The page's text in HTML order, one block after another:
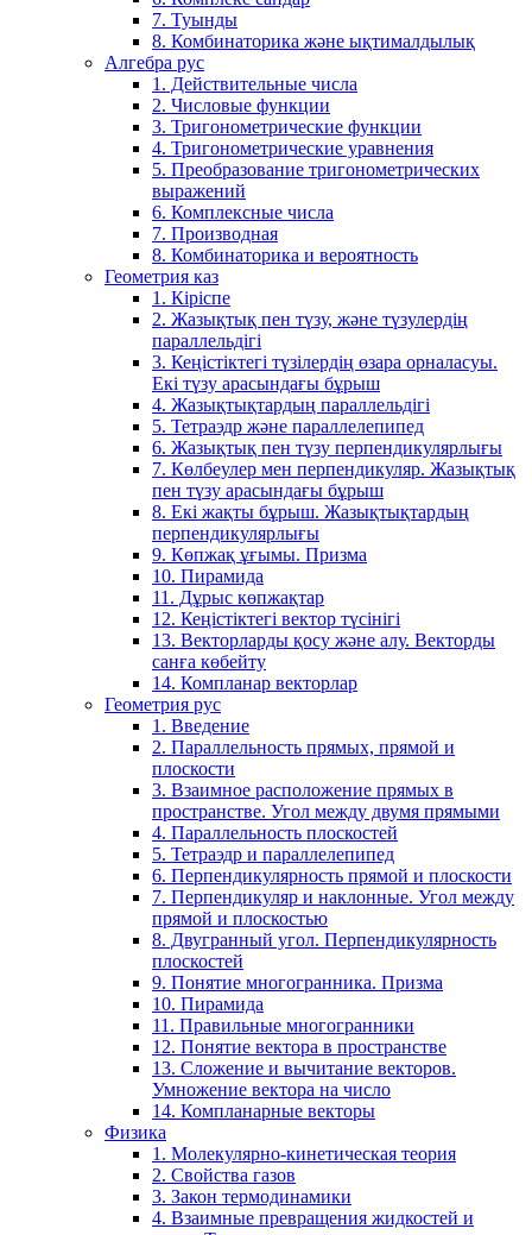
7. Туынды
8. Комбинаторика және ықтималдылық
Алгебра рус
1. Действительные числа
2. Числовые функции
3. Тригонометрические функции
4. Тригонометрические уравнения
5. Преобразование тригонометрических
выражений
6. Комплексные числа
7. Производная
8. Комбинаторика и вероятность
Геометрия каз
1. Кіріспе
2. Жазықтық пен түзу, және түзулердің
параллельдігі
3. Кеңістіктегі түзілердің өзара орналасуы.
Екі түзу арасындағы бұрыш
4. Жазықтықтардың параллельдігі
5. Тетраэдр және параллелепипед
6. Жазықтық пен түзу перпендикулярлығы
7. Көлбеулер мен перпендикуляр. Жазықтық
пен түзу арасындағы бұрыш
8. Екі жақты бұрыш. Жазықтықтардың
перпендикулярлығы
9. Көпжақ ұғымы. Призма
10. Пирамида
11. Дұрыс көпжақтар
12. Кеңістіктегі вектор түсінігі
13. Векторларды қосу және алу. Векторды
санға көбейту
14. Компланар векторлар
Геометрия рус
1. Введение
2. Параллельность прямых, прямой и
плоскости
3. Взаимное расположение прямых в
пространстве. Угол между двумя прямыми
4. Параллельность плоскостей
5. Тетраэдр и параллелепипед
6. Перпендикулярность прямой и плоскости
7. Перпендикуляр и наклонные. Угол между
прямой и плоскостью
8. Двугранный угол. Перпендикулярность
плоскостей
9. Понятие многогранника. Призма
10. Пирамида
11. Правильные многогранники
12. Понятие вектора в пространстве
13. Сложение и вычитание векторов.
Умножение вектора на число
14. Компланарные векторы
Физика
1. Молекулярно-кинетическая теория
2. Свойства газов
3. Закон термодинамики
4. Взаимные превращения жидкостей и